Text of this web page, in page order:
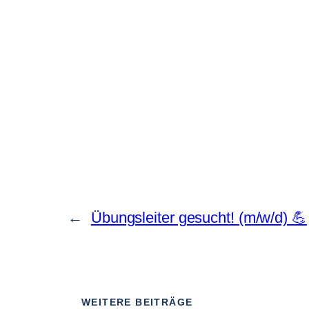
← Übungsleiter gesucht! (m/w/d) 💪
WEITERE BEITRÄGE